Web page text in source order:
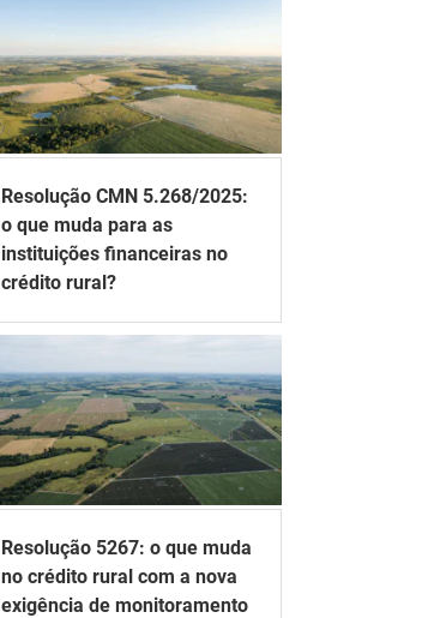
Resolução CMN 5.268/2025:
o que muda para as
instituições financeiras no
crédito rural?
Resolução 5267: o que muda
no crédito rural com a nova
exigência de monitoramento